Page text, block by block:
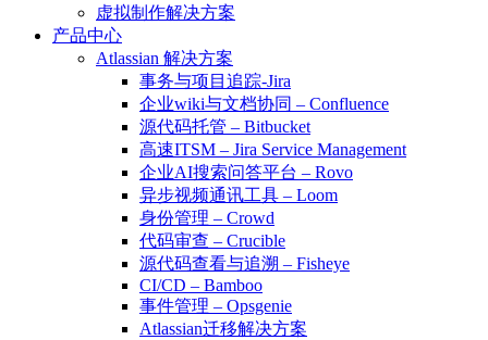
虚拟制作解决方案
产品中心
Atlassian 解决方案
事务与项目追踪-Jira
企业wiki与文档协同 – Confluence
源代码托管 – Bitbucket
高速ITSM – Jira Service Management
企业AI搜索问答平台 – Rovo
异步视频通讯工具 – Loom
身份管理 – Crowd
代码审查 – Crucible
源代码查看与追溯 – Fisheye
CI/CD – Bamboo
事件管理 – Opsgenie
Atlassian迁移解决方案